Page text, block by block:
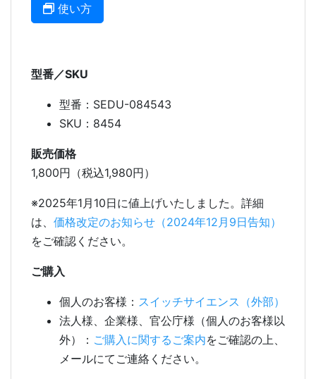
使い方
型番／SKU
型番：SEDU-084543
SKU：8454
販売価格
1,800円（税込1,980円）
※2025年1月10日に値上げいたしました。詳細
は、 価格改定のお知らせ（2024年12月9日告知）
をご確認ください。
ご購入
個人のお客様： スイッチサイエンス（外部）
法人様、企業様、官公庁様（個人のお客様以
外）： ご購入に関するご案内をご確認の上、
メールにてご連絡ください。